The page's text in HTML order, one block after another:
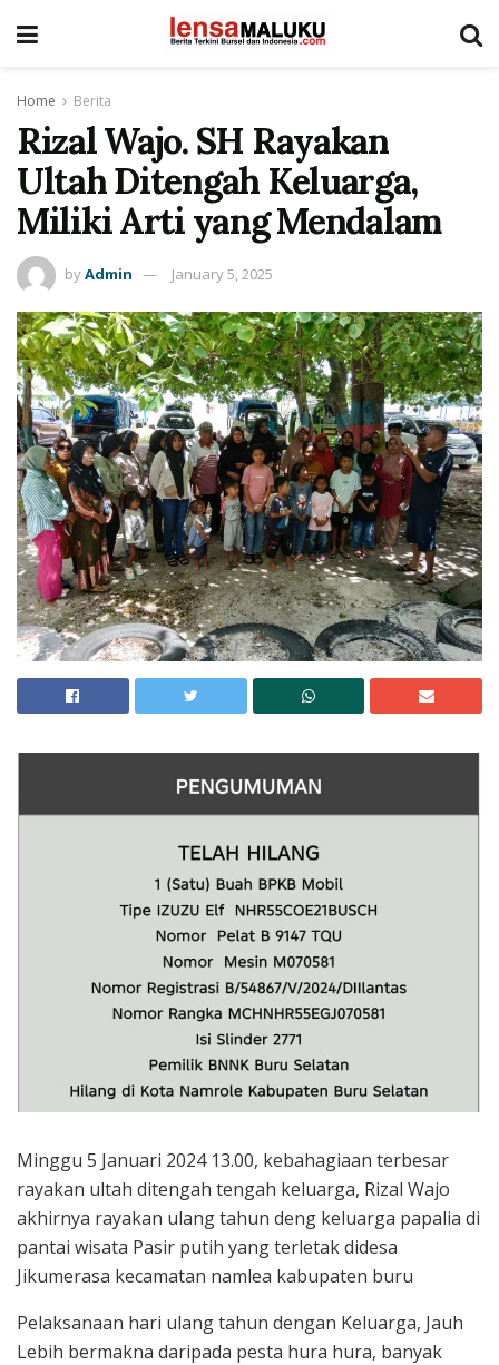
Home Berita
Rizal Wajo. SH Rayakan
Ultah Ditengah Keluarga,
Miliki Arti yang Mendalam
byAdmin January 5, 2025
Minggu 5 Januari 2024 13.00, kebahagiaan terbesar
rayakan ultah ditengah tengah keluarga, Rizal Wajo
akhirnya rayakan ulang tahun deng keluarga papalia di
pantai wisata Pasir putih yang terletak didesa
Jikumerasa kecamatan namlea kabupaten buru
Pelaksanaan hari ulang tahun dengan Keluarga, Jauh
Lebih bermakna daripada pesta hura hura, banyak